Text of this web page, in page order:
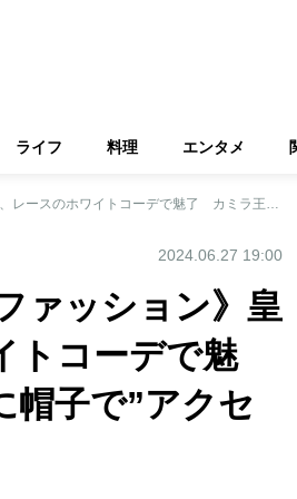
ライフ 料理 エンタメ
《イギリスご訪問 歓迎式典ファッション》皇后雅子さま、レースのホワイトコーデで魅了 カミラ王妃は白の装いに帽子で”アクセント”
2024.06.27 19:00
ァッション》皇
トコーデで魅
子で”アクセ